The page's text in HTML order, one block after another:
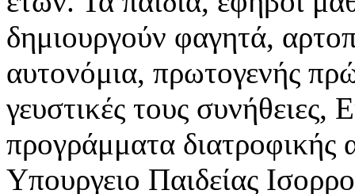
δημιουργούν φαγητά,
αυτονόμια, πρωτογενής
γευστικές τους συνήθειες,
προγράμματα διατροφικής
Υπουργειο Παιδείας